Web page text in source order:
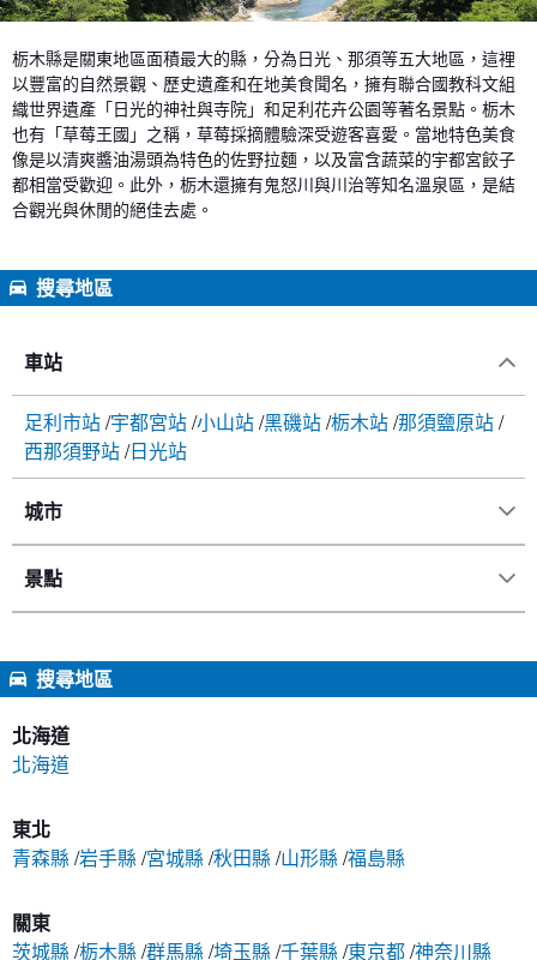
栃木縣是關東地區面積最大的縣，分為日光、那須等五大地區，這裡
以豐富的自然景觀、歷史遺產和在地美食聞名，擁有聯合國教科文組
織世界遺產「日光的神社與寺院」和足利花卉公園等著名景點。栃木
也有「草莓王國」之稱，草莓採摘體驗深受遊客喜愛。當地特色美食
像是以清爽醬油湯頭為特色的佐野拉麵，以及富含蔬菜的宇都宮餃子
都相當受歡迎。此外，栃木還擁有鬼怒川與川治等知名溫泉區，是結
合觀光與休閒的絕佳去處。
搜尋地區
車站
足利市站 宇都宮站 小山站 黑磯站 栃木站 那須鹽原站
西那須野站 日光站
城市
景點
搜尋地區
北海道
北海道
東北
青森縣 岩手縣 宮城縣 秋田縣 山形縣 福島縣
關東
茨城縣 栃木縣 群馬縣 埼玉縣 千葉縣 東京都 神奈川縣